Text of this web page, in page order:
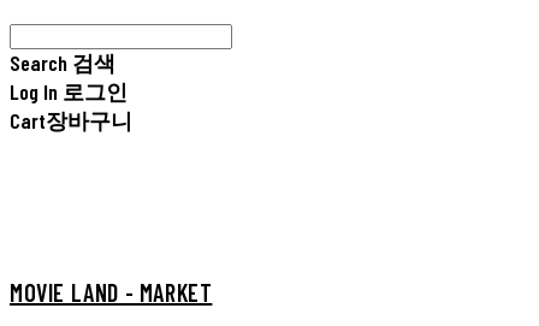
Search 검색
Log In 로그인
Cart장바구니
MOVIE LAND - MARKET